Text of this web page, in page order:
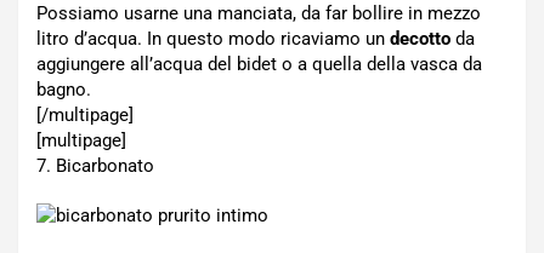
Possiamo usarne una manciata, da far bollire in mezzo
litro d’acqua. In questo modo ricaviamo un decotto da
aggiungere all’acqua del bidet o a quella della vasca da
bagno.
[/multipage]
[multipage]
7. Bicarbonato